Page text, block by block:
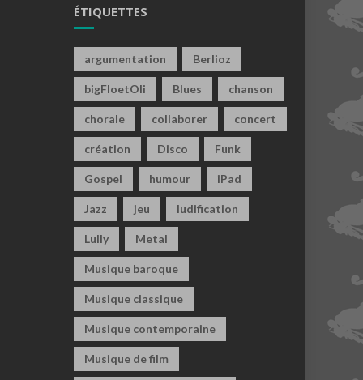
ÉTIQUETTES
argumentation Berlioz
bigFloetOli Blues chanson
chorale collaborer concert
création Disco Funk
Gospel humour iPad
Jazz jeu ludification
Lully Metal
Musique baroque
Musique classique
Musique contemporaine
Musique de film